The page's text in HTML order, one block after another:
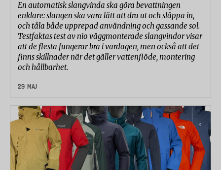
En automatisk slangvinda ska göra bevattningen
enklare: slangen ska vara lätt att dra ut och släppa in,
och tåla både upprepad användning och gassande sol.
Testfaktas test av nio väggmonterade slangvindor visar
att de flesta fungerar bra i vardagen, men också att det
finns skillnader när det gäller vattenflöde, montering
och hållbarhet.
29 MAJ